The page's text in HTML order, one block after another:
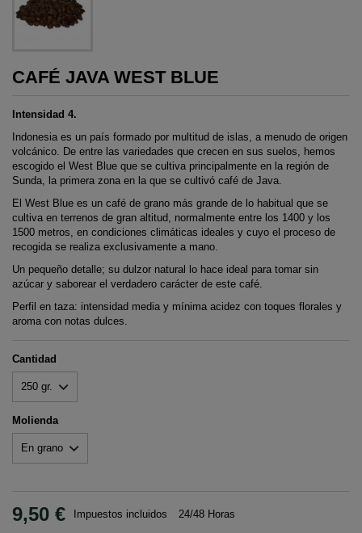
CAFÉ JAVA WEST BLUE
Intensidad 4.
Indonesia es un país formado por multitud de islas, a menudo de origen
volcánico. De entre las variedades que crecen en sus suelos, hemos
escogido el West Blue que se cultiva principalmente en la región de
Sunda, la primera zona en la que se cultivó café de Java.
El West Blue es un café de grano más grande de lo habitual que se
cultiva en terrenos de gran altitud, normalmente entre los 1400 y los
1500 metros, en condiciones climáticas ideales y cuyo el proceso de
recogida se realiza exclusivamente a mano.
Un pequeño detalle; su dulzor natural lo hace ideal para tomar sin
azúcar y saborear el verdadero carácter de este café.
Perfil en taza: intensidad media y mínima acidez con toques florales y
aroma con notas dulces.
Cantidad
Molienda
9,50 € Impuestos incluidos 24/48 Horas